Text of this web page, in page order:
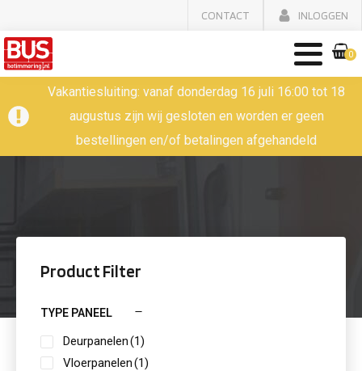
CONTACT INLOGGEN
0
Vakantiesluiting: vanaf donderdag 16 juli 16:00 tot 18
augustus zijn wij gesloten en worden er geen
bestellingen en/of betalingen afgehandeld
Product Filter
TYPE PANEEL
Deurpanelen(1)
Vloerpanelen(1)